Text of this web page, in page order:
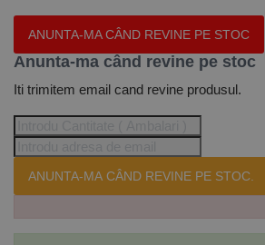
ANUNTA-MA CÂND REVINE PE STOC
Anunta-ma când revine pe stoc
Iti trimitem email cand revine produsul.
ANUNTA-MA CÂND REVINE PE STOC.